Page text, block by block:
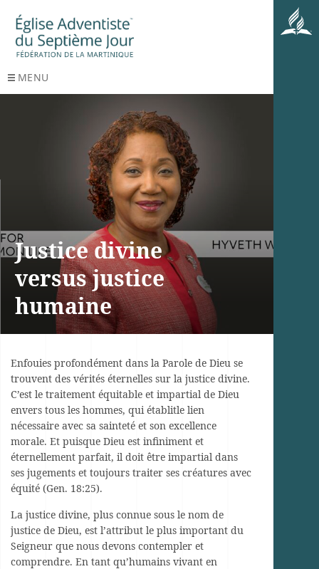
MENU
Justice divine
versus justice
humaine
Enfouies profondément dans la Parole de Dieu se
trouvent des vérités éternelles sur la justice divine.
C’est le traitement équitable et impartial de Dieu
envers tous les hommes, qui établitle lien
nécessaire avec sa sainteté et son excellence
morale. Et puisque Dieu est infiniment et
éternellement parfait, il doit être impartial dans
ses jugements et toujours traiter ses créatures avec
équité (Gen. 18:25).
La justice divine, plus connue sous le nom de
justice de Dieu, est l’attribut le plus important du
Seigneur que nous devons contempler et
comprendre. En tant qu’humains vivant en